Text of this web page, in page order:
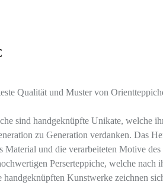
Qualität und Muster von
sind handgeknüpfte Unikate, welche
zu Generation verdanken. Das
Material und die verarbeiteten Motive
Perserteppiche, welche nach
handgeknüpften Kunstwerke zeichnen